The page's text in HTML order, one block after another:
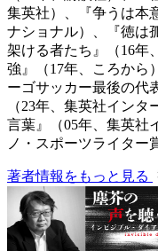
集英社）、『争うは本
ナショナル）、『徳は
架ける者たち』（16年
強』（17年、ころか
ーゴサッカー最後の代
（23年、集英社イン
言葉』（05年、集英社
ノ・スポーツライター
著者情報をもっと見る